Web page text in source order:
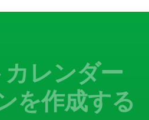
レンダー
を作成する